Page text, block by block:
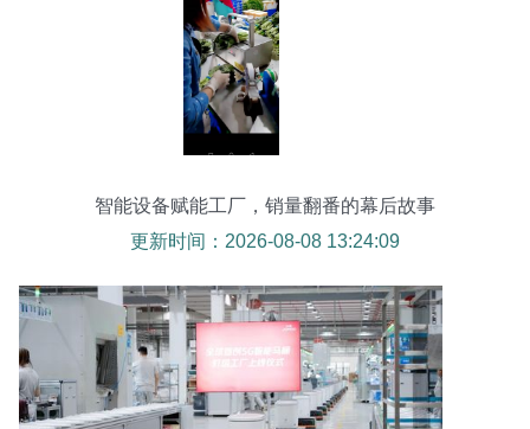
智能设备赋能工厂，销量翻番的幕后故事
更新时间：2026-08-08 13:24:09